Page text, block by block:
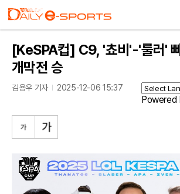
[KeSPA컵] C9, '쵸비'-'룰러'
개막전 승
김용우 기자 2025-12-06 15:37
Powered